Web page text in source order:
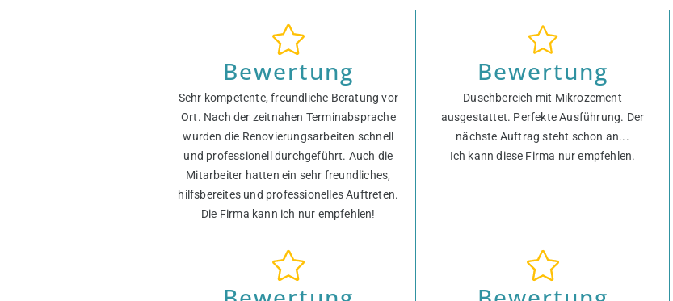
Bewertung
Sehr kompetente, freundliche Beratung vor
Ort. Nach der zeitnahen Terminabsprache
wurden die Renovierungsarbeiten schnell
und professionell durchgeführt. Auch die
Mitarbeiter hatten ein sehr freundliches,
hilfsbereites und professionelles Auftreten.
Die Firma kann ich nur empfehlen!
Bewertung
Duschbereich mit Mikrozement
ausgestattet. Perfekte Ausführung. Der
nächste Auftrag steht schon an...
Ich kann diese Firma nur empfehlen.